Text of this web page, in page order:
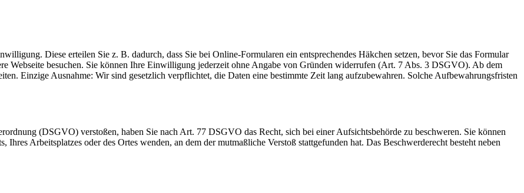
Diese erteilen Sie z. B. dadurch, dass Sie bei Online-Formularen ein entsprechendes Häkchen setzen, bevor Sie das Formular
Webseite besuchen. Sie können Ihre Einwilligung jederzeit ohne Angabe von Gründen widerrufen (Art. 7 Abs. 3 DSGVO). Ab dem
Einzige Ausnahme: Wir sind gesetzlich verpflichtet, die Daten eine bestimmte Zeit lang aufzubewahren. Solche Aufbewahrungsfristen
(DSGVO) verstoßen, haben Sie nach Art. 77 DSGVO das Recht, sich bei einer Aufsichtsbehörde zu beschweren. Sie können
Arbeitsplatzes oder des Ortes wenden, an dem der mutmaßliche Verstoß stattgefunden hat. Das Beschwerderecht besteht neben